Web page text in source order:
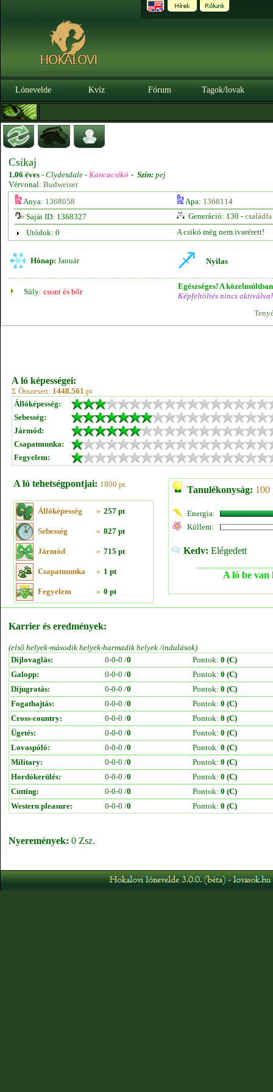
Lónevelde Kvíz Fórum Tagok/lovak
Csikaj
1.06 éves - Clydesdale - Kancacsikó - Szín: pej
Vérvonal: Budweiser
Anya: 1368058 Apa: 1368114
Saját ID: 1368327
Generáció: 130 - családfa
Utódok: 0
A csikó még nem ivarérett!
Hónap: Január Nyilas
Súly: csont és bőr
Egészséges! A
Képfeltöltés nincs aktiválva!
A ló képességei:
Σ Összesen: 1448.561 pt
Állóképesség:
Sebesség:
Jármód:
Csapatmunka:
Fegyelem:
A ló tehetségpontjai: 1800 pt
Állóképesség » 257 pt
Sebesség » 827 pt
Jármód » 715 pt
Csapatmunka » 1 pt
Fegyelem » 0 pt
Tanulékonyság: 100
Energia:
Küllem:
Kedv: Elégedett
A ló be van
Karrier és eredmények:
(első helyek-második helyek-harmadik helyek /indulások)
Díjlovaglás:
0-0-0 /0 Pontok: 0 (C)
Galopp:
0-0-0 /0 Pontok: 0 (C)
Díjugratás:
0-0-0 /0 Pontok: 0 (C)
Fogathajtás:
0-0-0 /0 Pontok: 0 (C)
Cross-country:
0-0-0 /0 Pontok: 0 (C)
Ügetés:
0-0-0 /0 Pontok: 0 (C)
Lovaspóló:
0-0-0 /0 Pontok: 0 (C)
Military:
0-0-0 /0 Pontok: 0 (C)
Hordókerülés:
0-0-0 /0 Pontok: 0 (C)
Cutting:
0-0-0 /0 Pontok: 0 (C)
Western pleasure:
0-0-0 /0 Pontok: 0 (C)
Nyeremények: 0 Zsz.